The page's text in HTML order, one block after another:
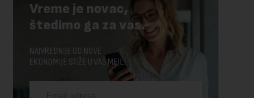
Vreme je novac,
štedimo ga za vas.
NAJVREDNIJE OD NOVE
EKONOMIJE STIŽE U VAŠ MEJL.